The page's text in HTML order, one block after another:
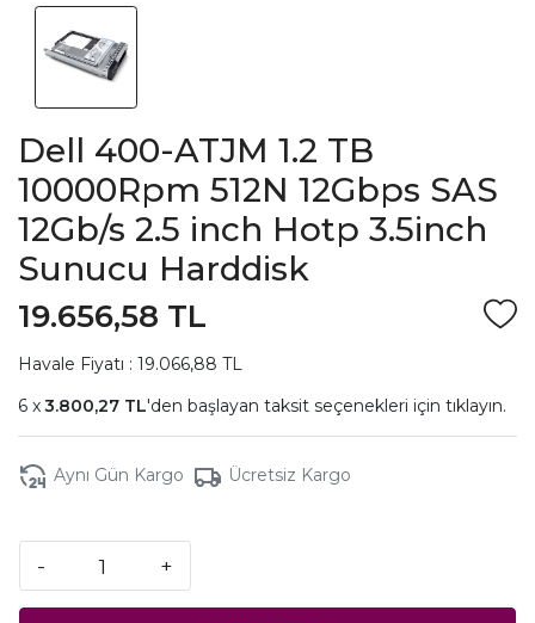
Dell 400-ATJM 1.2 TB
10000Rpm 512N 12Gbps SAS
12Gb/s 2.5 inch Hotp 3.5inch
Sunucu Harddisk
19.656,58 TL
Havale Fiyatı : 19.066,88 TL
3.800,27 TL'den başlayan taksit seçenekleri için tıklayın.
Aynı Gün Kargo Ücretsiz Kargo
- +